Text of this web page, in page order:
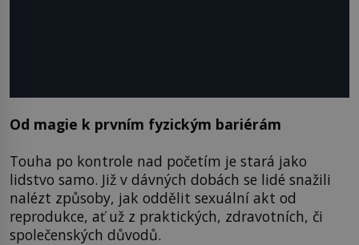
Od magie k prvním fyzickým bariérám
Touha po kontrole nad početím je stará jako
lidstvo samo. Již v dávných dobách se lidé snažili
nalézt způsoby, jak oddělit sexuální akt od
reprodukce, ať už z praktických, zdravotních, či
společenských důvodů.